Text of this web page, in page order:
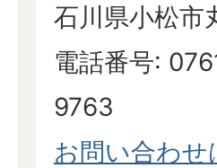
石川県小松市
電話番号:
9763
お問い合わせ